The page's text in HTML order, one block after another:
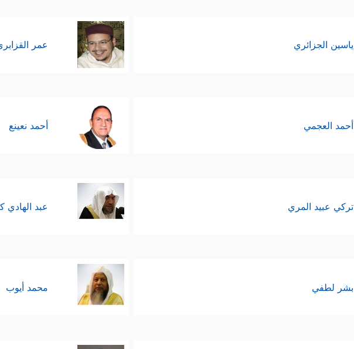
ياسين الجزائري عمر
أحمد العجمي أحمد نعينع
تركي عبيد المري عبد الهادي
بشر لطفي محمد أيوب